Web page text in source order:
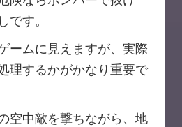
です。
ームに見えますが、実際
理するかがかなり重要で
空中敵を撃ちながら、地